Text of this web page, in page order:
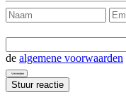
de algemene voorwaarden